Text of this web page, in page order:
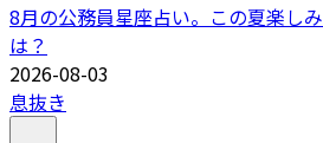
8月の公務員星座占い。この夏楽し
は？
2026-08-03
息抜き